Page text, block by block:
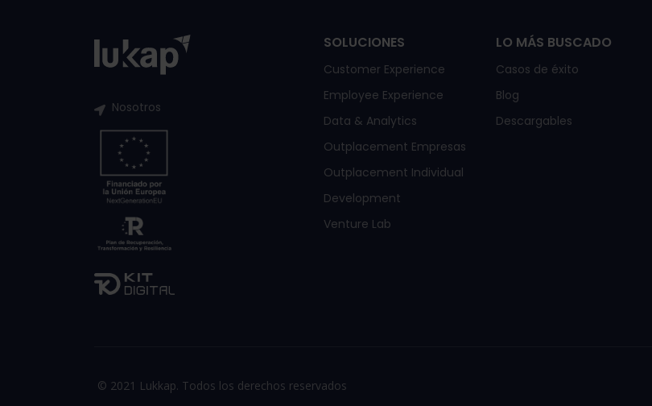
Nosotros
SOLUCIONES
Customer Experience
Employee Experience
Data & Analytics
Outplacement Empresas
Outplacement Individual
Development
Venture Lab
LO MÁS BUSCADO
Casos de éxito
Blog
Descargables
© 2021 Lukkap. Todos los derechos reservados